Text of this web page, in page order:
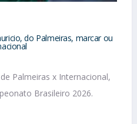
do Palmeiras, marcar ou
Palmeiras x Internacional,
Brasileiro 2026.